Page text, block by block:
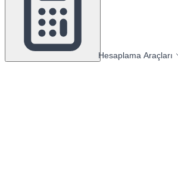
Hesaplama Araçları